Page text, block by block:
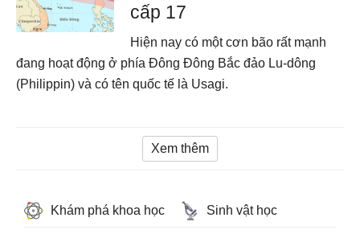
cấp 17
Hiện nay có một cơn bão rất mạnh
đang hoạt động ở phía Đông Đông Bắc đảo Lu-dông
(Philippin) và có tên quốc tế là Usagi.
Xem thêm
Khám phá khoa học Sinh vật học